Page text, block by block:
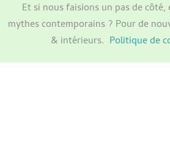
Et si nous faisions un pas de
mythes contemporains ? Pour de
& intérieurs. Politique de